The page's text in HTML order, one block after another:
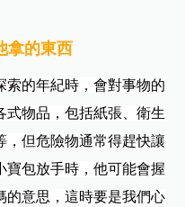
拿的東西
索的年紀時，會對事物的
式物品，包括紙張、衛生
，但危險物通常得趕快讓
寶包放手時，他可能會握
的意思，這時要是我們心